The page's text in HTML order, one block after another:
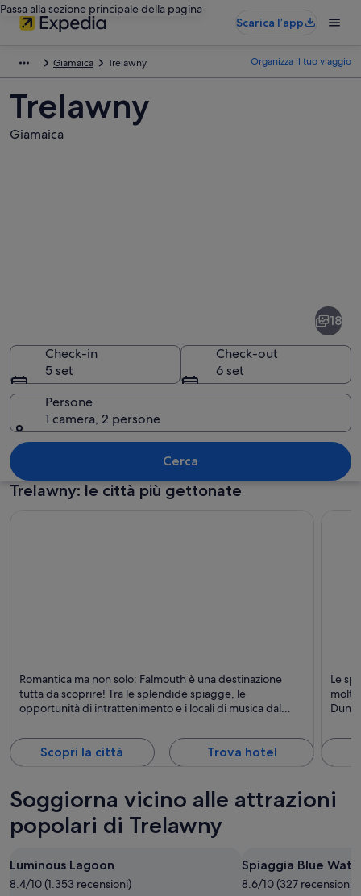
Passa alla sezione principale della pagina
Scarica l’app
Giamaica Trelawny Organizza il tuo viaggio
Trelawny
Giamaica
Un fiume con una zattera di bambù
18
Check-in
5 set
Check-out
6 set
Persone
1 camera, 2 persone
Cerca
Trelawny: le città più gettonate
Ristoranti, Spiagge e Per famiglie
Romantica ma non solo: Falmouth è una destinazione
tutta da scoprire! Tra le splendide spiagge, le
opportunità di intrattenimento e i locali di musica dal
Scopri la città Trova hotel
Le
Soggiorna vicino alle attrazioni
popolari di Trelawny
Luminous Lagoon
8.4/10 (1.353 recensioni)
Spiaggia Blue
8.6/10 (327 recensioni)